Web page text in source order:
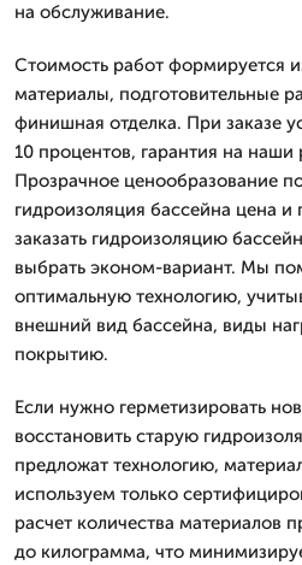
на обслуживание.
Стоимость работ формируется
материалы, подготовительные
финишная отделка. При заказе
10 процентов, гарантия на
Прозрачное ценообразование
гидроизоляция бассейна цена и
заказать гидроизоляцию
выбрать эконом-вариант. Мы
оптимальную технологию,
внешний вид бассейна, виды
покрытию.
Если нужно герметизировать
восстановить старую
предложат технологию,
используем только
расчет количества материалов
до килограмма, что